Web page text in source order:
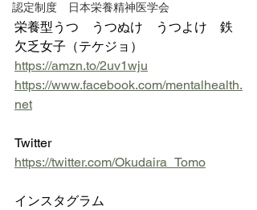
認定制度 日本栄養精神医学会
栄養型うつ　うつぬけ　うつよけ　鉄
欠乏女子（テケジョ）
https://amzn.to/2uv1wju
https://www.facebook.com/mentalhealth.
net
Twitter
https://twitter.com/Okudaira_Tomo
インスタグラム